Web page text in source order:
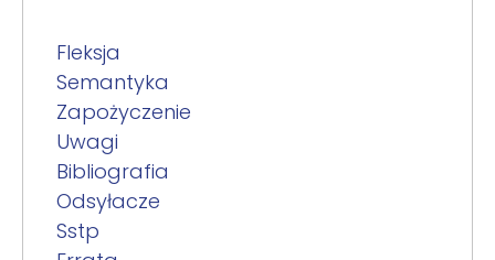
Fleksja
Semantyka
Zapożyczenie
Uwagi
Bibliografia
Odsyłacze
Sstp